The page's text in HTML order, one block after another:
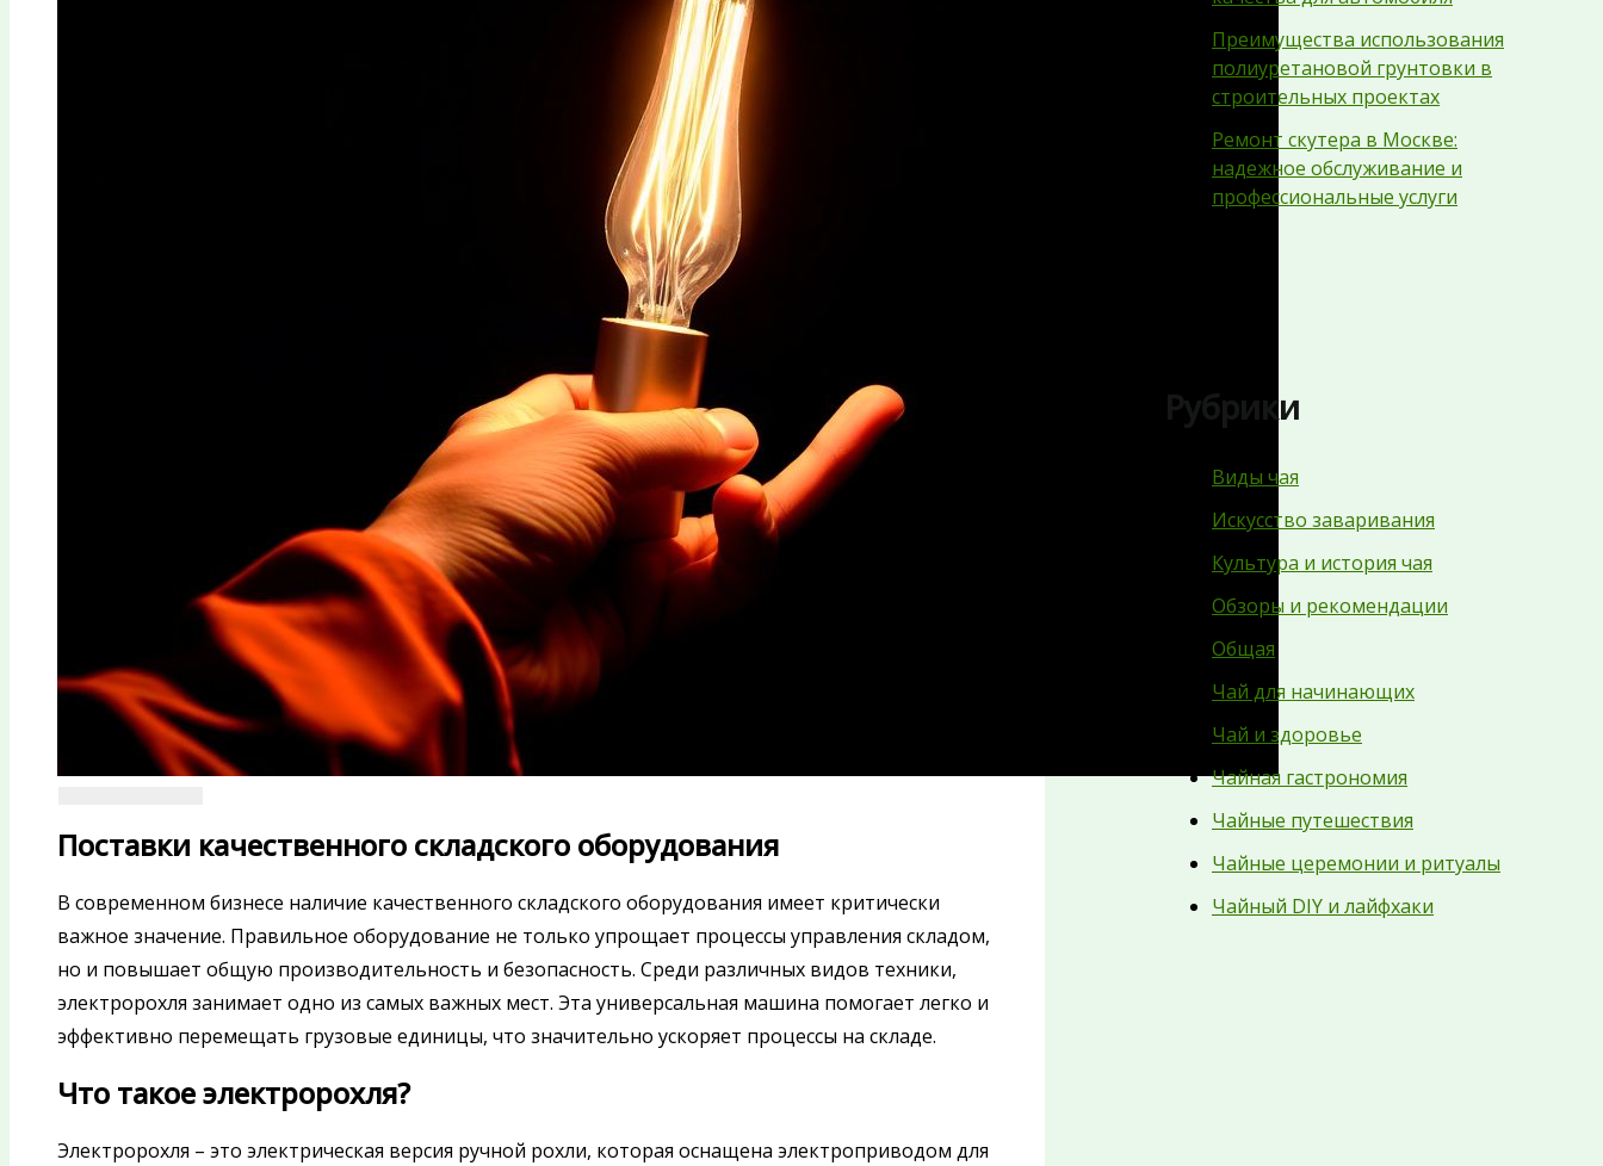
Поставки качественного складского оборудования
В современном бизнесе наличие качественного складского оборудования имеет критически
важное значение. Правильное оборудование не только упрощает процессы управления складом,
но и повышает общую производительность и безопасность. Среди различных видов техники,
электророхля занимает одно из самых важных мест. Эта универсальная машина помогает легко и
эффективно перемещать грузовые единицы, что значительно ускоряет процессы на складе.
Что такое электророхля?
Электророхля – это электрическая версия ручной рохли, которая оснащена электроприводом для
Преимущества использования
полиуретановой грунтовки в
строительных проектах
Ремонт скутера в Москве:
надежное обслуживание и
профессиональные услуги
Рубрики
Виды чая
Искусство заваривания
Культура и история чая
Обзоры и рекомендации
Общая
Чай для начинающих
Чай и здоровье
Чайная гастрономия
Чайные путешествия
Чайные церемонии и ритуалы
Чайный DIY и лайфхаки